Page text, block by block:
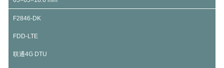
F2846-DK
FDD-LTE
联通4G DTU